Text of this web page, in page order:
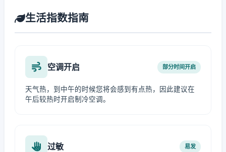
生活指数指南
空调开启 部分时间开启
天气热，到中午的时候您将会感到有点热，因此建议在
午后较热时开启制冷空调。
过敏 易发